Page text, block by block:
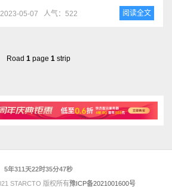
05-07 人气：522 阅读全文
Road 1page 1strip
5年311天22时35分47秒
STARCTO 版权所有豫ICP备2021001600号